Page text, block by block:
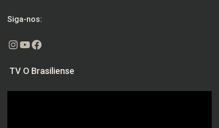
Siga-nos:
Instagram
Youtube
Facebook
TV O Brasiliense